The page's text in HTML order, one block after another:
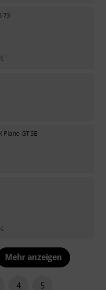
73
€
Piano GT SE
€
Mehr anzeigen
4 5